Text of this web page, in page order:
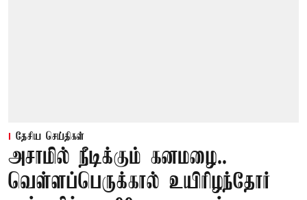
தேசிய செய்திகள்
அசாமில் நீடிக்கும் கனமழை..
வெள்ளப்பெருக்கால் உயிரிழந்தோர்